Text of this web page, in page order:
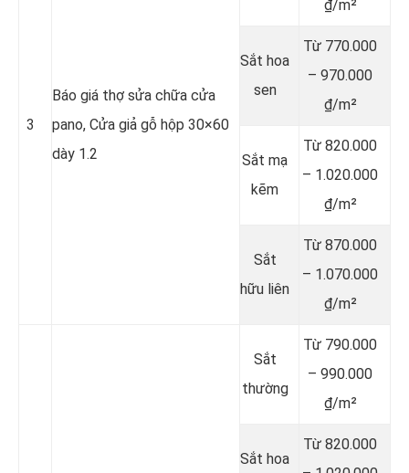
3
Báo giá thợ sửa chữa cửa
pano, Cửa giả gỗ hộp 30×60
dày 1.2
₫/m²
Sắt hoa
sen
Từ 770.000
– 970.000
₫/m²
Sắt mạ
kẽm
Từ 820.000
– 1.020.000
₫/m²
Sắt
hữu liên
Từ 870.000
– 1.070.000
₫/m²
Sắt
thường
Từ 790.000
– 990.000
₫/m²
Sắt hoa
Từ 820.000